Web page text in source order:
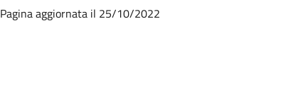
Pagina aggiornata il 25/10/2022